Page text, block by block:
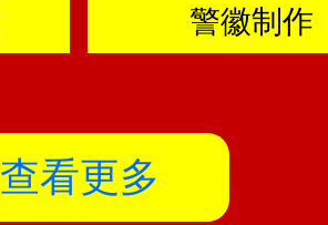
警徽制作
查看更多